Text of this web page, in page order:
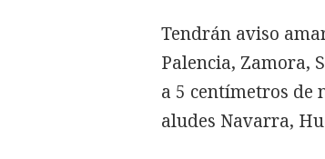
Tendrán aviso
Palencia, Zamora,
a 5 centímetros de
aludes Navarra,